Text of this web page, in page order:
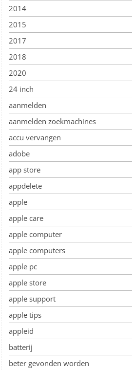
2014
2015
2017
2018
2020
24 inch
aanmelden
aanmelden zoekmachines
accu vervangen
adobe
app store
appdelete
apple
apple care
apple computer
apple computers
apple pc
apple store
apple support
apple tips
appleid
batterij
beter gevonden worden